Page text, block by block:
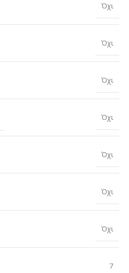
Όχι
Όχι
Όχι
Όχι
Όχι
Όχι
Όχι
7